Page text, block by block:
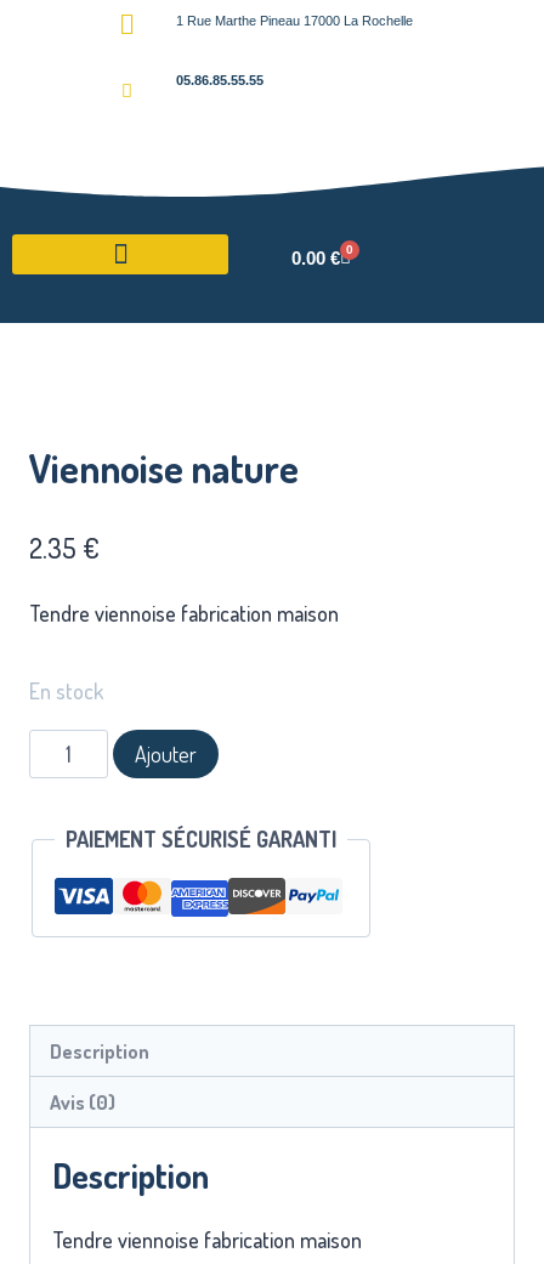
1 Rue Marthe Pineau 17000 La Rochelle
05.86.85.55.55
0.00 € 0
Viennoise nature
2.35 €
Tendre viennoise fabrication maison
En stock
Ajouter
PAIEMENT SÉCURISÉ GARANTI
Description
Avis (0)
Description
Tendre viennoise fabrication maison